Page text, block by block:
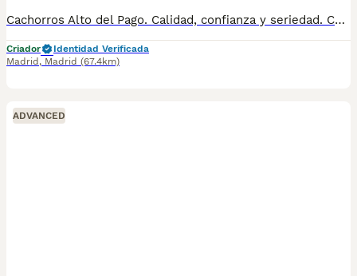
Cachorros Alto del Pago. Calidad, confianza y seriedad. Contacto : 679 67 30 10 Web : altodelpago.es Instagram : @altodelpago
Criador
Identidad Verificada
Madrid , Madrid (67.4km)
ADVANCED